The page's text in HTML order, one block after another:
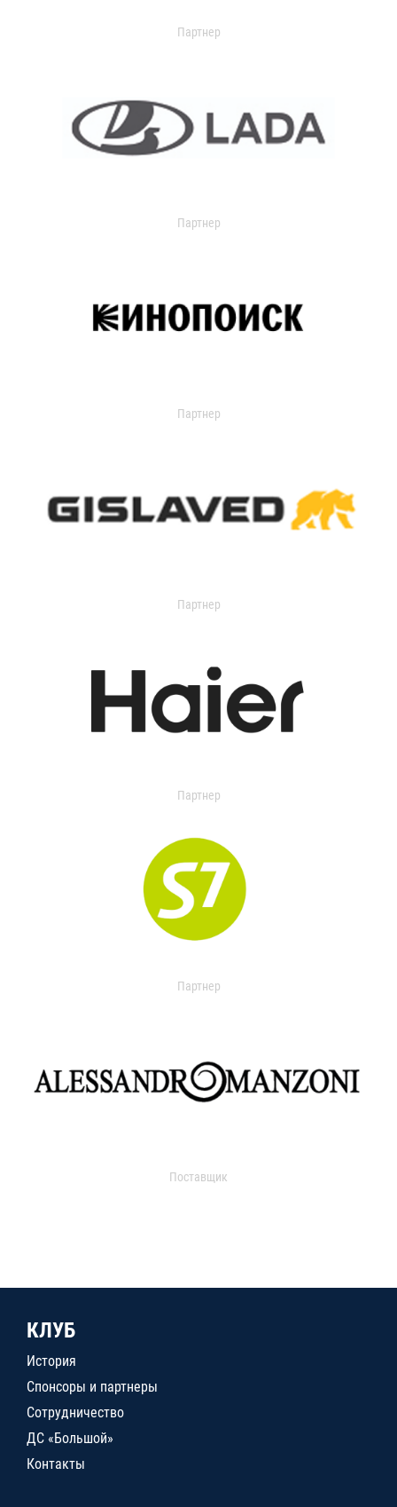
Партнер
Партнер
Партнер
Партнер
Партнер
Партнер
Поставщик
КЛУБ
История
Спонсоры и партнеры
Сотрудничество
ДС «Большой»
Контакты